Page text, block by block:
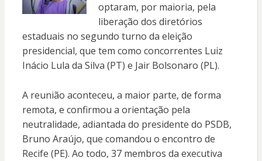
optaram, por maioria, pela
liberação dos diretórios
estaduais no segundo turno da eleição
presidencial, que tem como concorrentes Luiz
Inácio Lula da Silva (PT) e Jair Bolsonaro (PL).
A reunião aconteceu, a maior parte, de forma
remota, e confirmou a orientação pela
neutralidade, adiantada do presidente do PSDB,
Bruno Araújo, que comandou o encontro de
Recife (PE). Ao todo, 37 membros da executiva